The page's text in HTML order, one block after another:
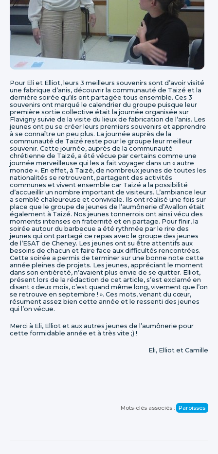
Pour Eli et Elliot, leurs 3 meilleurs souvenirs sont d’avoir visité
une fabrique d’anis, découvrir la communauté de Taizé et la
dernière soirée qu’ils ont partagée tous ensemble. Ces 3
souvenirs ont marqué le calendrier du groupe puisque leur
première sortie collective était la journée organisée sur
Flavigny suivie de la visite du lieux de fabrication de l’anis. Les
jeunes ont pu se créer leurs premiers souvenirs et apprendre
à se connaître un peu plus. La journée auprès de la
communauté de Taizé reste pour le groupe leur meilleur
souvenir. Cette journée, auprès de la communauté
chrétienne de Taizé, a été vécue par certains comme une
journée merveilleuse qui les a fait voyager dans un « autre
monde ». En effet, à Taizé, de nombreux jeunes de toutes les
nationalités se retrouvent, partagent des activités
communes et vivent ensemble car Taizé a la possibilité
d’accueillir un nombre important de visiteurs. L’ambiance leur
a semblé chaleureuse et conviviale. Ils ont réalisé une fois sur
place que le groupe de jeunes de l’aumônerie d’Avallon était
également à Taizé. Nos jeunes tonnerrois ont ainsi vécu des
moments intenses en fraternité et en partage. Pour finir, la
soirée autour du barbecue a été rythmée par le rire des
jeunes qui ont partagé ce repas avec le groupe des jeunes
de l’ESAT de Cheney. Les jeunes ont su être attentifs aux
besoins de chacun et faire face aux difficultés rencontrées.
Cette soirée a permis de terminer sur une bonne note cette
année pleines de projets. Les jeunes, appréciant le moment
dans son entièreté, n’avaient plus envie de se quitter. Elliot,
présent lors de la rédaction de cet article, s’est exclamé en
disant « deux mois, c’est quand même long, vivement que l’on
se retrouve en septembre ! ». Ces mots, venant du cœur,
résument assez bien cette année et le ressenti des jeunes
qui l’on vécue.
Merci à Eli, Elliot et aux autres jeunes de l’aumônerie pour
cette formidable année et à très vite ;) !
Eli, Elliot et Camille
Mots-clés associés : Paroisses